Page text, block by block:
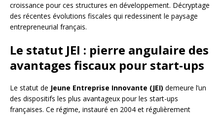
croissance pour ces structures en développement. Décryptage
des récentes évolutions fiscales qui redessinent le paysage
entrepreneurial français.
Le statut JEI : pierre angulaire des
avantages fiscaux pour start-ups
Le statut de Jeune Entreprise Innovante (JEI) demeure l’un
des dispositifs les plus avantageux pour les start-ups
françaises. Ce régime, instauré en 2004 et régulièrement